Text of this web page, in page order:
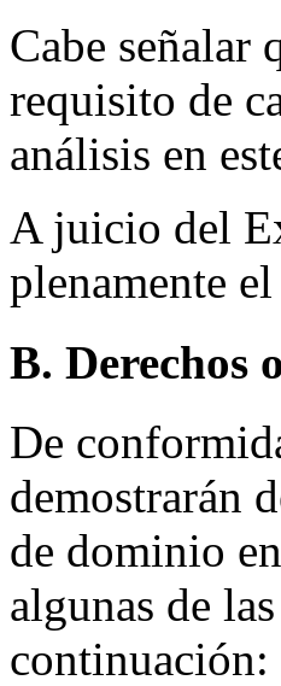
Cabe señalar
requisito de
análisis en
A juicio del
plenamente
B. Derechos
De
demostrarán
de dominio
algunas de
continuación: